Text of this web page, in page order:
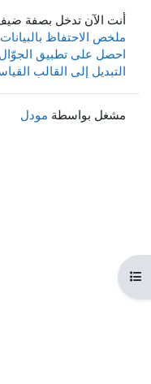
المقرر
أنت الآن تدخل بصفة
ملخص الاحتفاظ بالبيانات
احصل على تطبيق الجوّال
التبديل إلى القالب
مشغل بواسطة مودل